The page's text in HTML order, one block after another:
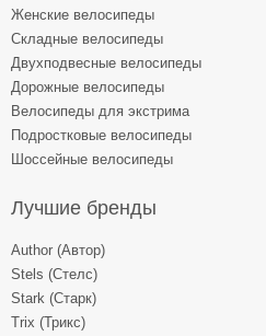
Женские велосипеды
Складные велосипеды
Двухподвесные велосипеды
Дорожные велосипеды
Велосипеды для экстрима
Подростковые велосипеды
Шоссейные велосипеды
Лучшие бренды
Author (Автор)
Stels (Стелс)
Stark (Старк)
Trix (Трикс)